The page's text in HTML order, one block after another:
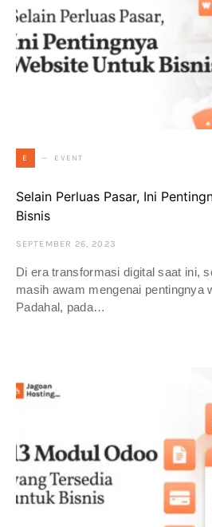
E EVENT
Selain Perluas Pasar, Ini
Bisnis
SEPTEMBER 26, 2023
Di era transformasi digital saat ini,
masih awam mengenai pentingnya
Padahal, pada…